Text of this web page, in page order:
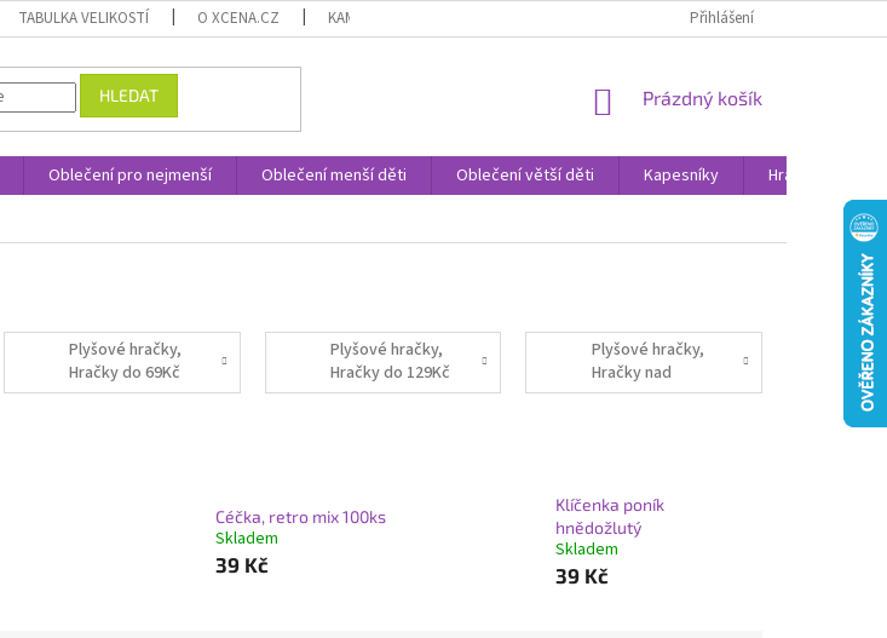
TABULKA VELIKOSTÍ O XCENA.CZ KAMENNÉ PRODEJNY PROHLÁŠENÍ O OCHRANĚ OSOBNÍCH DAT
Přihlášení
HLEDAT
NÁKUPNÍ
Prázdný košík
Oblečení pro nejmenší Oblečení menší děti Oblečení větší děti Kapesníky Hračky
Plyšové hračky,
Hračky do 69Kč
Plyšové hračky,
Hračky do 129Kč
Plyšové hračky,
Hračky nad
129Kč
Céčka, retro mix 100ks
Skladem
39 Kč
Klíčenka poník
hnědožlutý
Skladem
39 Kč